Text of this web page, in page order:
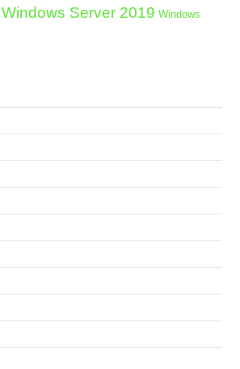
Windows Server 2019 Windows